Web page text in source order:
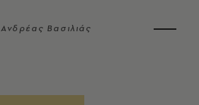
Ανδρέας Βασιλιάς